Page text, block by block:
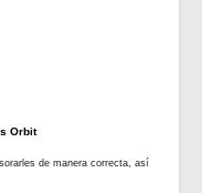
Orbit
de manera correcta, así